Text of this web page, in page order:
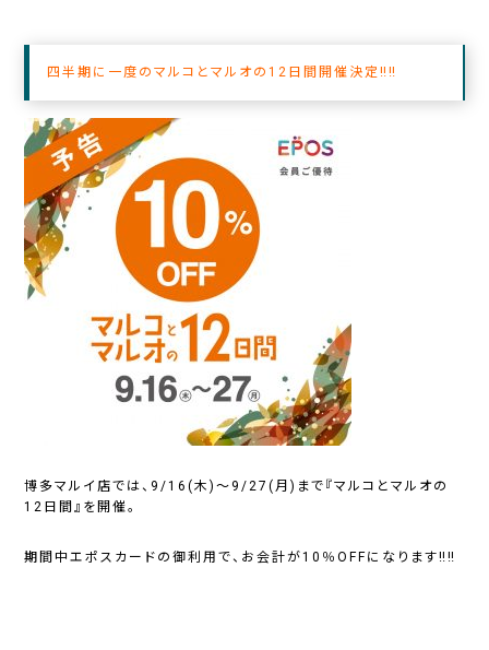
四半期に一度のマルコとマルオの12日間開催決定‼‼
博多マルイ店では、9/16(木)～9/27(月)まで『マルコとマルオの
12日間』を開催。
期間中エポスカードの御利用で、お会計が10％OFFになります‼‼